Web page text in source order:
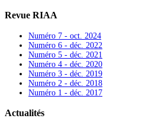
Revue RIAA
Numéro 7 - oct. 2024
Numéro 6 - déc. 2022
Numéro 5 - déc. 2021
Numéro 4 - déc. 2020
Numéro 3 - déc. 2019
Numéro 2 - déc. 2018
Numéro 1 - déc. 2017
Actualités